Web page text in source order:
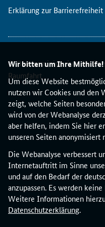
Wir bitten um Ihre Mithilfe!
Um diese Website
nutzen wir Cookies und den
zeigt, welche Seiten
wird von der Webanalyse
aber helfen, indem Sie hier
unseren Seiten
Die Webanalyse verbessert
Internetauftritt im Sinne
und auf den Bedarf der
anzupassen. Es werden
Weitere Informationen
Datenschutzerklärung.
n
i
p
l
a
n
f
ü
r
d
i
e
I
n
t
e
Erklärung zur Barrierefreiheit
© Bundesministerium für
Raumfahrt